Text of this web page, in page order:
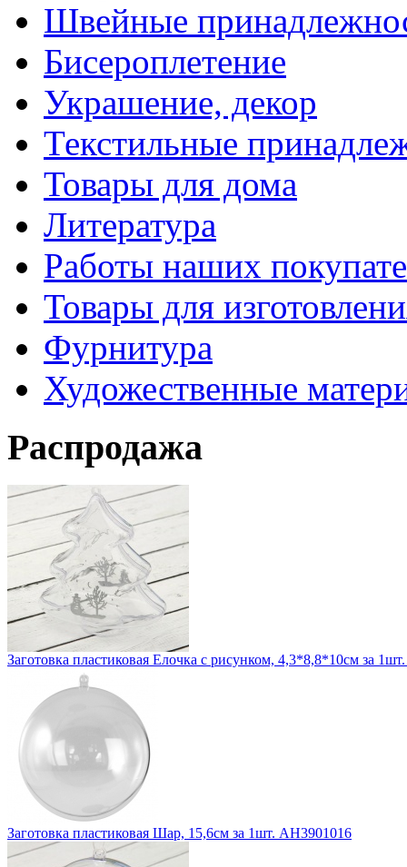
Швейные
Бисероплетение
Украшение, декор
Текстильные
Товары для дома
Литература
Работы наших
Товары для
Фурнитура
Художественные
Распродажа
Заготовка пластиковая Елочка с рисунком, 4,3*8,8*10см за
Заготовка пластиковая Шар, 15,6см за 1шт. АН3901016